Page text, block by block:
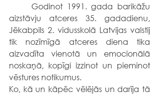
aizstāvju atceres 35. gadadienu,
Jēkabpils 2. vidusskolā Latvijas valstij
tik nozīmīgā atceres diena tika
aizvadīta vienotā un emocionālā
noskaņā, kopīgi izzinot un pieminot
vēstures notikumus.
Ko, kā un kāpēc vēlējās un darīja tā